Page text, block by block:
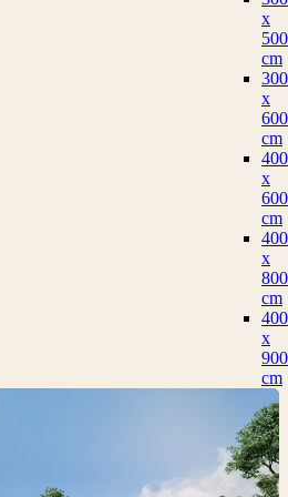
x
500
cm
300
x
600
cm
400
x
600
cm
400
x
800
cm
400
x
900
cm